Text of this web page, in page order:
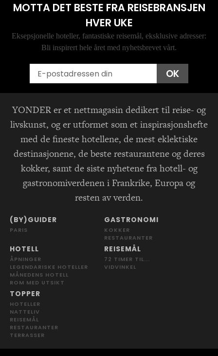
MOTTA DET BESTE FRA REISEBRANSJEN
HVER UKE
Eksepsjonelle hoteller, fantastiske reisemål, eksklusive adresser:
Bli inspirert hele året med nyhetsbrevet vårt.
OK
YONDER er et nettmagasin dedikert til reise- og
livskunst, og er utformet som et inspirasjonshefte
med de fineste hotellene, de mest eklektiske
destinasjonene, de beste restaurantene og deres
kokker, samt de siste nyhetene fra hotell- og
gastronomiverdenen i Frankrike, Europa og
resten av verden.
(BY)GUIDER
PARIS
GASTRONOMI
KOKKER
RESTAURANTER
HOTELL
ÅPNINGER
LEGENDARISKE HOTELLER
MÅNEDENS HOTELL
ROM MED UTSIKT
REISEMÅL
72 TIMER TIL...
VIDVINKEL
TOPPER
HOTELLER
NATTELIV
REISEMÅL
RESTAURANTER
TERRASSER